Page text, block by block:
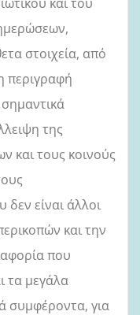
στοιχεία, από
περιγραφή
της
καιτους κοινούς
δεν είναι άλλοι
καιτην
που
τα μεγάλα
συμφέροντα, για